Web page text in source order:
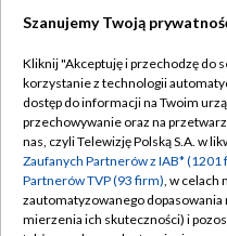
Abonament TVP
Emisja w TVP
Centrum informacji TVP
Naziemna Telewizja
Szanujemy Twoją
Kliknij "Akceptuję i przechodzę do
korzystanie z technologii
dostęp do informacji na Twoim
przechowywanie oraz na
nas, czyli Telewizję Polską S.A. w
Zaufanych Partnerów z IAB* (1201
Partnerów TVP (93 firm), w celach
zautomatyzowanego
mierzenia ich skuteczności) i